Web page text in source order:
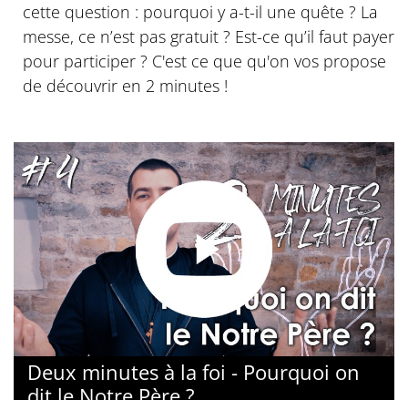
cette question : pourquoi y a-t-il une quête ? La
messe, ce n’est pas gratuit ? Est-ce qu’il faut payer
pour participer ? C'est ce que qu'on vos propose
de découvrir en 2 minutes !
Deux minutes à la foi - Pourquoi on